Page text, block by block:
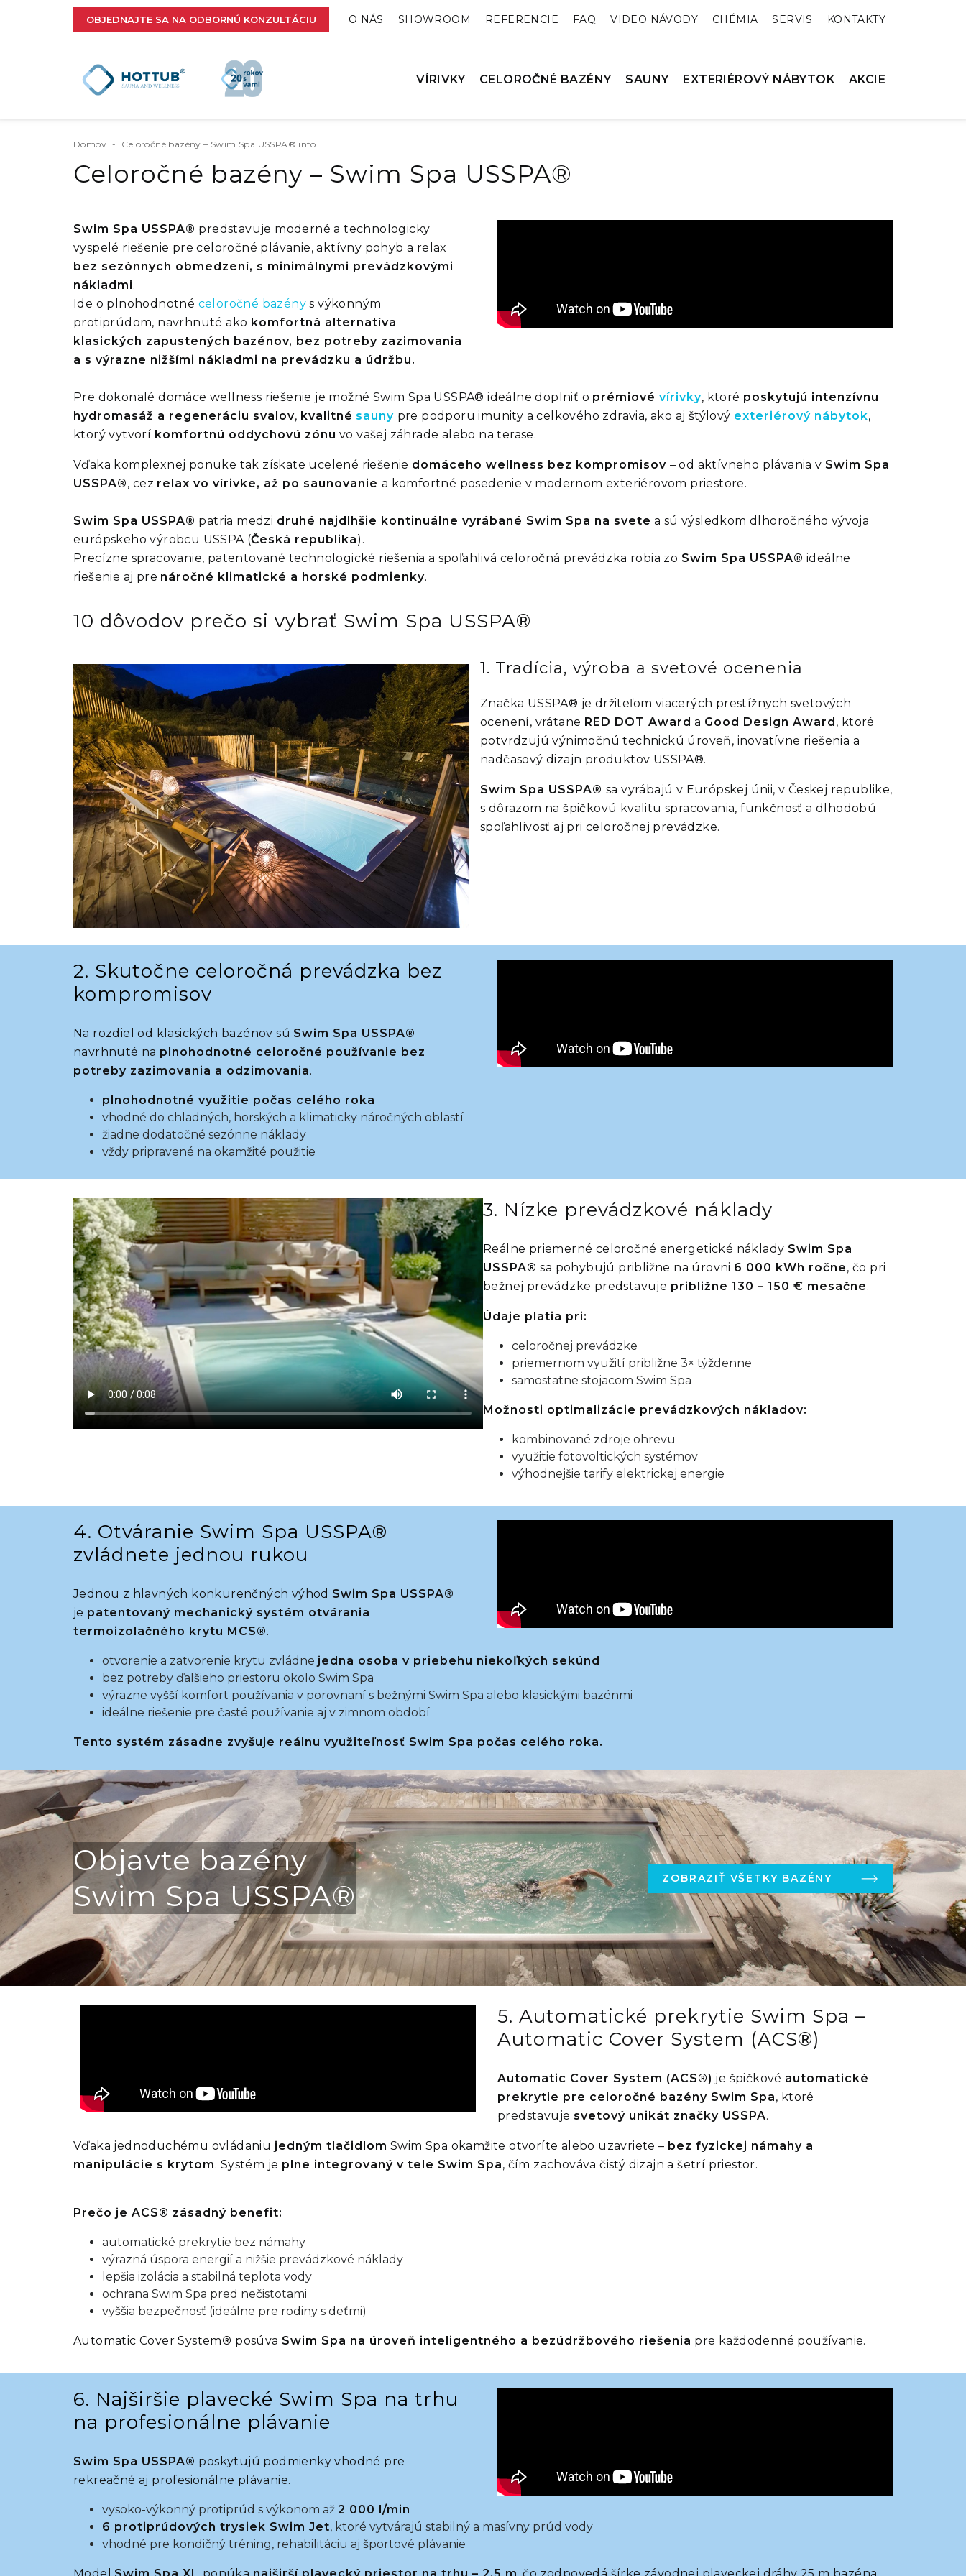
OBJEDNAJTE SA NA ODBORNÚ KONZULTÁCIU O NÁS SHOWROOM REFERENCIE FAQ VIDEO NÁVODY CHÉMIA SERVIS KONTAKTY
VÍRIVKY CELOROČNÉ BAZÉNY SAUNY EXTERIÉROVÝ NÁBYTOK AKCIE
Domov - Celoročné bazény – Swim Spa USSPA® info
Celoročné bazény – Swim Spa USSPA®
Swim Spa USSPA® predstavuje moderné a technologicky
vyspelé riešenie pre celoročné plávanie, aktívny pohyb a relax
bez sezónnych obmedzení, s minimálnymi prevádzkovými
nákladmi.
Ide o plnohodnotné celoročné bazény s výkonným
protiprúdom, navrhnuté ako komfortná alternatíva
klasických zapustených bazénov, bez potreby zazimovania
a s výrazne nižšími nákladmi na prevádzku a údržbu.
Pre dokonalé domáce wellness riešenie je možné Swim Spa USSPA® ideálne doplniť o prémiové vírivky, ktoré poskytujú intenzívnu
hydromasáž a regeneráciu svalov, kvalitné sauny pre podporu imunity a celkového zdravia, ako aj štýlový exteriérový nábytok,
ktorý vytvorí komfortnú oddychovú zónu vo vašej záhrade alebo na terase.
Vďaka komplexnej ponuke tak získate ucelené riešenie domáceho wellness bez kompromisov – od aktívneho plávania v Swim Spa
USSPA®, cez relax vo vírivke, až po saunovanie a komfortné posedenie v modernom exteriérovom priestore.
Swim Spa USSPA® patria medzi druhé najdlhšie kontinuálne vyrábané Swim Spa na svete a sú výsledkom dlhoročného vývoja
európskeho výrobcu USSPA (Česká republika).
Precízne spracovanie, patentované technologické riešenia a spoľahlivá celoročná prevádzka robia zo Swim Spa USSPA® ideálne
riešenie aj pre náročné klimatické a horské podmienky.
10 dôvodov prečo si vybrať Swim Spa USSPA®
1. Tradícia, výroba a svetové ocenenia
Značka USSPA® je držiteľom viacerých prestížnych svetových
ocenení, vrátane RED DOT Award a Good Design Award, ktoré
potvrdzujú výnimočnú technickú úroveň, inovatívne riešenia a
nadčasový dizajn produktov USSPA®.
Swim Spa USSPA® sa vyrábajú v Európskej únii, v Českej republike,
s dôrazom na špičkovú kvalitu spracovania, funkčnosť a dlhodobú
spoľahlivosť aj pri celoročnej prevádzke.
2. Skutočne celoročná prevádzka bez
kompromisov
Na rozdiel od klasických bazénov sú Swim Spa USSPA®
navrhnuté na plnohodnotné celoročné používanie bez
potreby zazimovania a odzimovania.
plnohodnotné využitie počas celého roka
vhodné do chladných, horských a klimaticky náročných oblastí
žiadne dodatočné sezónne náklady
vždy pripravené na okamžité použitie
3. Nízke prevádzkové náklady
Reálne priemerné celoročné energetické náklady Swim Spa
USSPA® sa pohybujú približne na úrovni 6 000 kWh ročne, čo pri
bežnej prevádzke predstavuje približne 130 – 150 € mesačne.
Údaje platia pri:
celoročnej prevádzke
priemernom využití približne 3× týždenne
samostatne stojacom Swim Spa
Možnosti optimalizácie prevádzkových nákladov:
kombinované zdroje ohrevu
využitie fotovoltických systémov
výhodnejšie tarify elektrickej energie
4. Otváranie Swim Spa USSPA®
zvládnete jednou rukou
Jednou z hlavných konkurenčných výhod Swim Spa USSPA®
je patentovaný mechanický systém otvárania
termoizolačného krytu MCS®.
otvorenie a zatvorenie krytu zvládne jedna osoba v priebehu niekoľkých sekúnd
bez potreby ďalšieho priestoru okolo Swim Spa
výrazne vyšší komfort používania v porovnaní s bežnými Swim Spa alebo klasickými bazénmi
ideálne riešenie pre časté používanie aj v zimnom období
Tento systém zásadne zvyšuje reálnu využiteľnosť Swim Spa počas celého roka.
Objavte bazény
Swim Spa USSPA®
ZOBRAZIŤ VŠETKY BAZÉNY
5. Automatické prekrytie Swim Spa –
Automatic Cover System (ACS®)
Automatic Cover System (ACS®) je špičkové automatické
prekrytie pre celoročné bazény Swim Spa, ktoré
predstavuje svetový unikát značky USSPA.
Vďaka jednoduchému ovládaniu jedným tlačidlom Swim Spa okamžite otvoríte alebo uzavriete – bez fyzickej námahy a
manipulácie s krytom. Systém je plne integrovaný v tele Swim Spa, čím zachováva čistý dizajn a šetrí priestor.
Prečo je ACS® zásadný benefit:
automatické prekrytie bez námahy
výrazná úspora energií a nižšie prevádzkové náklady
lepšia izolácia a stabilná teplota vody
ochrana Swim Spa pred nečistotami
vyššia bezpečnosť (ideálne pre rodiny s deťmi)
Automatic Cover System® posúva Swim Spa na úroveň inteligentného a bezúdržbového riešenia pre každodenné používanie.
6. Najširšie plavecké Swim Spa na trhu
na profesionálne plávanie
Swim Spa USSPA® poskytujú podmienky vhodné pre
rekreačné aj profesionálne plávanie.
vysoko-výkonný protiprúd s výkonom až 2 000 l/min
6 protiprúdových trysiek Swim Jet, ktoré vytvárajú stabilný a masívny prúd vody
vhodné pre kondičný tréning, rehabilitáciu aj športové plávanie